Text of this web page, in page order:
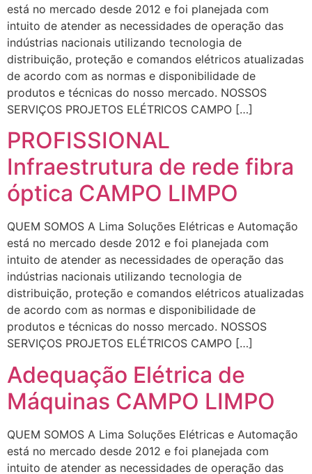
está no mercado desde 2012 e foi planejada com
intuito de atender as necessidades de operação das
indústrias nacionais utilizando tecnologia de
distribuição, proteção e comandos elétricos atualizadas
de acordo com as normas e disponibilidade de
produtos e técnicas do nosso mercado. NOSSOS
SERVIÇOS PROJETOS ELÉTRICOS CAMPO […]
PROFISSIONAL
Infraestrutura de rede fibra
óptica CAMPO LIMPO
QUEM SOMOS A Lima Soluções Elétricas e Automação
está no mercado desde 2012 e foi planejada com
intuito de atender as necessidades de operação das
indústrias nacionais utilizando tecnologia de
distribuição, proteção e comandos elétricos atualizadas
de acordo com as normas e disponibilidade de
produtos e técnicas do nosso mercado. NOSSOS
SERVIÇOS PROJETOS ELÉTRICOS CAMPO […]
Adequação Elétrica de
Máquinas CAMPO LIMPO
QUEM SOMOS A Lima Soluções Elétricas e Automação
está no mercado desde 2012 e foi planejada com
intuito de atender as necessidades de operação das